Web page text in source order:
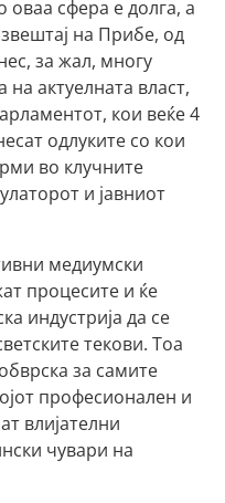
оваа сфера е долга, а
на Прибе, од
за жал, многу
актуелната власт,
кои веќе 4
одлуките со кои
во клучните
и јавниот
медиумски
процесите и ќе
индустрија да се
текови. Тоа
за самите
професионален и
влијателни
чувари на